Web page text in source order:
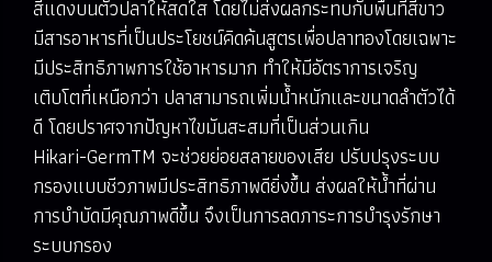
สีแดงบนตัวปลาให้สดใส โดยไม่ส่งผลกระทบกับพื้นที่สีขาว
มีสารอาหารที่เป็นประโยชน์คิดค้นสูตรเพื่อปลาทองโดยเฉพาะ
มีประสิทธิภาพการใช้อาหารมาก ทำให้มีอัตราการเจริญ
เติบโตที่เหนือกว่า ปลาสามารถเพิ่มน้ำหนักและขนาดลำตัวได้
ดี โดยปราศจากปัญหาไขมันสะสมที่เป็นส่วนเกิน
Hikari-GermTM จะช่วยย่อยสลายของเสีย ปรับปรุงระบบ
กรองแบบชีวภาพมีประสิทธิภาพดียิ่งขึ้น ส่งผลให้น้ำที่ผ่าน
การบำบัดมีคุณภาพดีขึ้น จึงเป็นการลดภาระการบำรุงรักษา
ระบบกรอง